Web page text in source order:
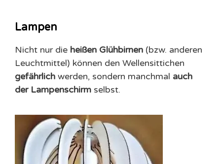
Lampen
Nicht nur die heißen Glühbirnen (bzw. anderen
Leuchtmittel) können den Wellensittichen
gefährlich werden, sondern manchmal auch
der Lampenschirm selbst.